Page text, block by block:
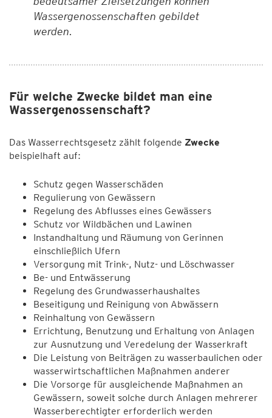
Wassergenossenschaften gebildet
werden.
Für welche Zwecke bildet man eine
Wassergenossenschaft?
Das Wasserrechtsgesetz zählt folgende Zwecke
beispielhaft auf:
Schutz gegen Wasserschäden
Regulierung von Gewässern
Regelung des Abflusses eines Gewässers
Schutz vor Wildbächen und Lawinen
Instandhaltung und Räumung von Gerinnen
einschließlich Ufern
Versorgung mit Trink-, Nutz- und Löschwasser
Be- und Entwässerung
Regelung des Grundwasserhaushaltes
Beseitigung und Reinigung von Abwässern
Reinhaltung von Gewässern
Errichtung, Benutzung und Erhaltung von Anlagen
zur Ausnutzung und Veredelung der Wasserkraft
Die Leistung von Beiträgen zu wasserbaulichen oder
wasserwirtschaftlichen Maßnahmen anderer
Die Vorsorge für ausgleichende Maßnahmen an
Gewässern, soweit solche durch Anlagen mehrerer
Wasserberechtigter erforderlich werden